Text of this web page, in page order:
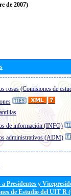
de 2007)
rosas (Comisiones de
de información (INFO)
administrativos (ADM)
Presidentes y
de Estudio del UIT R